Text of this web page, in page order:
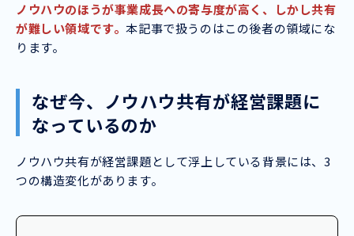
ノウハウのほうが事業成長への寄与度が高く、しかし共有
が難しい領域です。本記事で扱うのはこの後者の領域にな
ります。
なぜ今、ノウハウ共有が経営課題に
なっているのか
ノウハウ共有が経営課題として浮上している背景には、3
つの構造変化があります。